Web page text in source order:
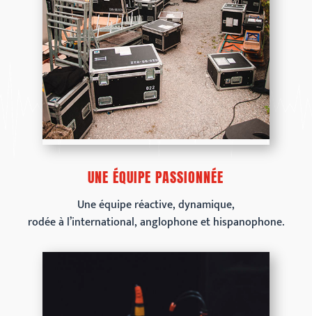
UNE ÉQUIPE PASSIONNÉE
Une équipe réactive, dynamique,
rodée à l’international, anglophone et hispanophone.